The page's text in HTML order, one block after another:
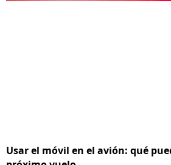
Usar el móvil en el avión: qué